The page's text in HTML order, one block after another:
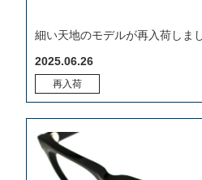
細い天地のモデルが再入荷しまし
2025.06.26
再入荷